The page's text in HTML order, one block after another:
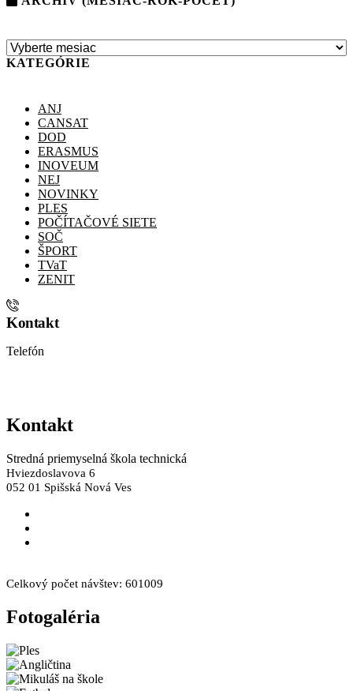
KATEGÓRIE
ANJ
CANSAT
DOD
ERASMUS
INOVEUM
NEJ
NOVINKY
PLES
POČÍTAČOVÉ SIETE
SOČ
ŠPORT
TVaT
ZENIT
Kontakt
Telefón
Kontakt
Stredná priemyselná škola technická
Hviezdoslavova 6
052 01 Spišská Nová Ves
Celkový počet návštev: 601009
Fotogaléria